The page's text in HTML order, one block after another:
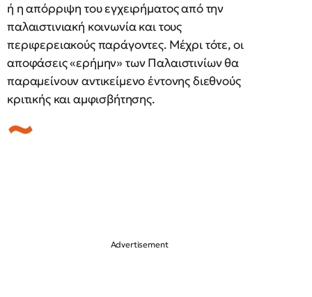
ή η απόρριψη του εγχειρήματος από την
παλαιστινιακή κοινωνία και τους
περιφερειακούς παράγοντες. Μέχρι τότε, οι
αποφάσεις «ερήμην» των Παλαιστινίων θα
παραμείνουν αντικείμενο έντονης διεθνούς
κριτικής και αμφισβήτησης.